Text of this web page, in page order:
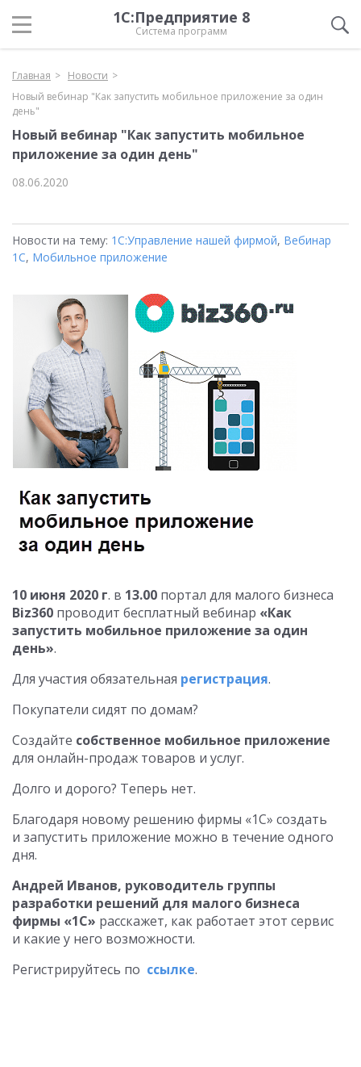
1С:Предприятие 8
Система программ
Главная
Новости
Новый вебинар "Как запустить мобильное приложение за один
день"
Новый вебинар "Как запустить мобильное
приложение за один день"
08.06.2020
Новости на тему: 1С:Управление нашей фирмой, Вебинар
1С, Мобильное приложение
10 июня 2020 г. в 13.00 портал для малого бизнеса
Biz360 проводит бесплатный вебинар «Как
запустить мобильное приложение за один
день».
Для участия обязательная регистрация.
Покупатели сидят по домам?
Создайте собственное мобильное приложение
для онлайн-продаж товаров и услуг.
Долго и дорого? Теперь нет.
Благодаря новому решению фирмы «1С» создать
и запустить приложение можно в течение одного
дня.
Андрей Иванов, руководитель группы
разработки решений для малого бизнеса
фирмы «1С» расскажет, как работает этот сервис
и какие у него возможности.
Регистрируйтесь по ссылке.